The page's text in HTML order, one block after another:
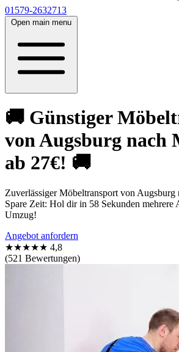
01579-2632713
Open main menu
🚚 Günstiger
von Augsburg nach
ab 27€! 🚚
Zuverlässiger Möbeltransport von
Spare Zeit: Hol dir in 58 Sekunden mehrere
Umzug!
Angebot anfordern
★★★★★ 4,8
(521 Bewertungen)